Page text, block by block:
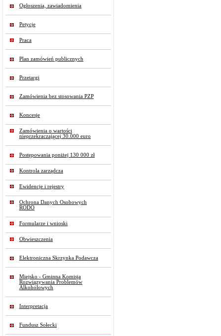
Ogłoszenia, zawiadomienia
Petycje
Praca
Plan zamówień publicznych
Przetargi
Zamówienia bez stosowania PZP
Koncesje
Zamówienia o wartości
nieprzekraczającej 30.000 euro
Postępowania poniżej 130 000 zł
Kontrola zarządcza
Ewidencje i rejestry
Ochrona Danych Osobowych
RODO
Formularze i wnioski
Obwieszczenia
Elektroniczna Skrzynka Podawcza
Miejsko - Gminna Komisja
Rozwiązywania Problemów
Alkoholowych
Interpretacja
Fundusz Sołecki